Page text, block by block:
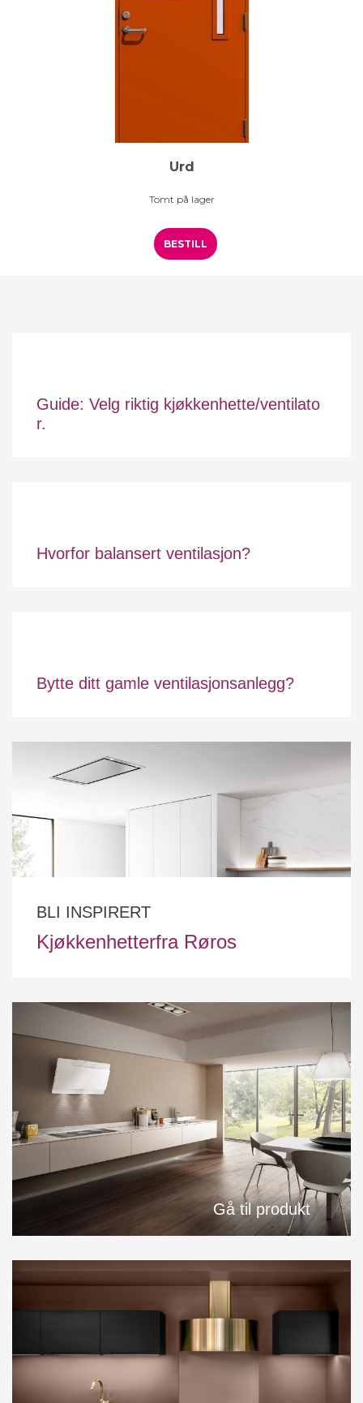
Urd
Tomt på lager
BESTILL
Guide: Velg riktig kjøkkenhette/ventilato
r.
Hvorfor balansert ventilasjon?
Bytte ditt gamle ventilasjonsanlegg?
BLI INSPIRERT
Kjøkkenhetterfra Røros
Gå til produkt